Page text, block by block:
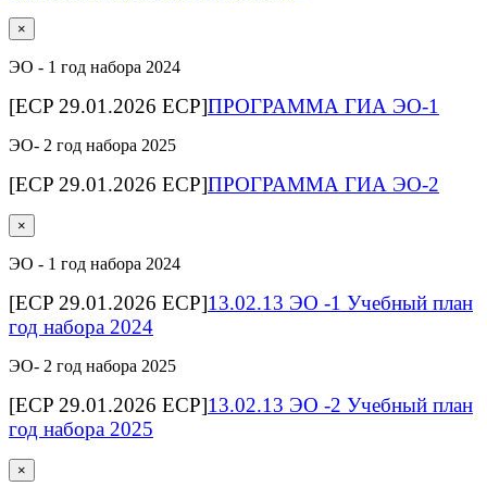
×
ЭО - 1 год набора 2024
[ECP 29.01.2026 ECP]ПРОГРАММА ГИА ЭО-1
ЭО- 2 год набора 2025
[ECP 29.01.2026 ECP]ПРОГРАММА ГИА ЭО-2
×
ЭО - 1 год набора 2024
[ECP 29.01.2026 ECP]13.02.13 ЭО -1 Учебный план
год набора 2024
ЭО- 2 год набора 2025
[ECP 29.01.2026 ECP]13.02.13 ЭО -2 Учебный план
год набора 2025
×